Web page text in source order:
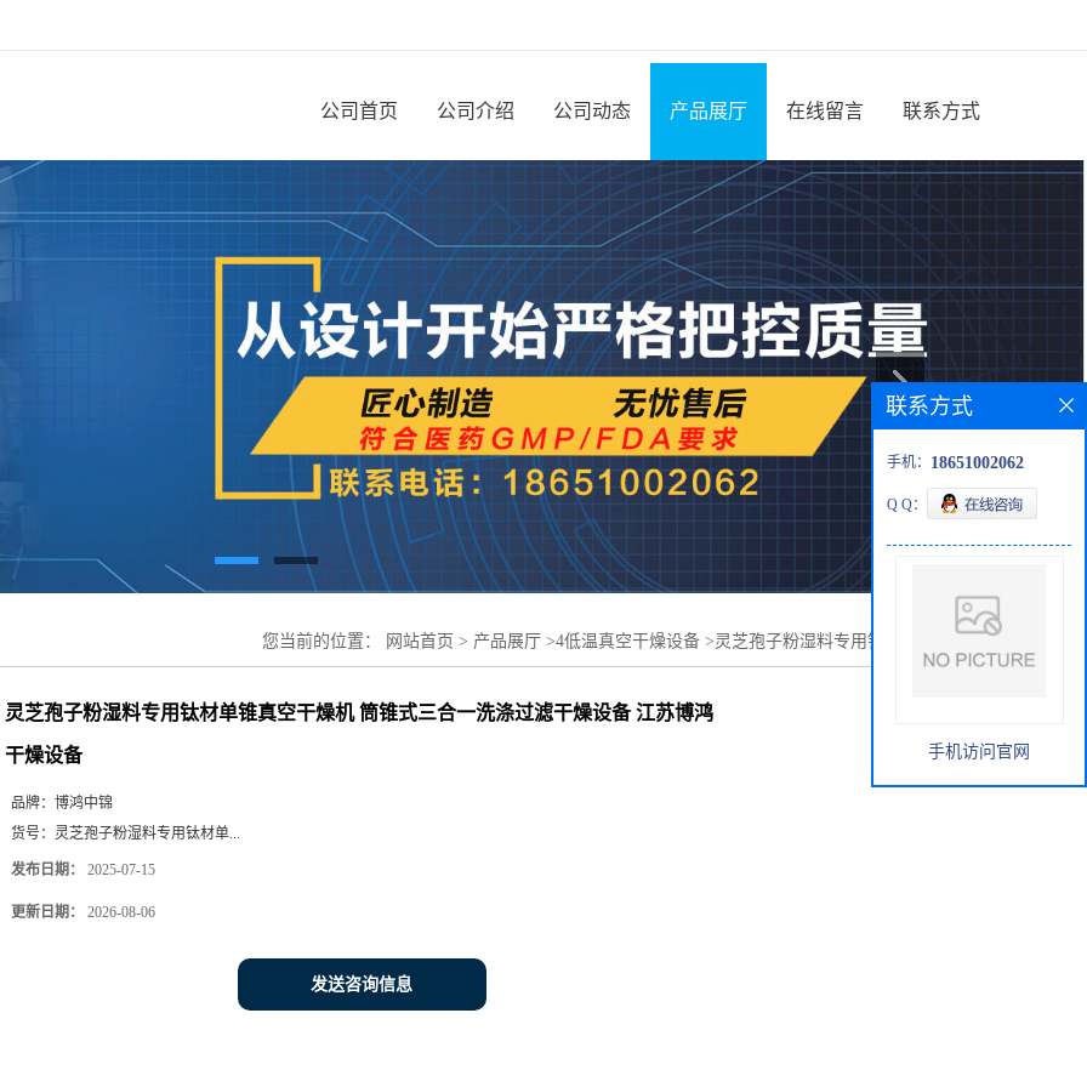
公司首页 公司介绍 公司动态 产品展厅 在线留言 联系方式
您当前的位置： 网站首页 > 产品展厅 >4低温真空干燥设备 >灵芝孢子粉湿料专用钛材单锥真空干
灵芝孢子粉湿料专用钛材单锥真空干燥机 筒锥式三合一洗涤过滤干燥设备 江苏博鸿
干燥设备
品牌： 博鸿中锦
货号： 灵芝孢子粉湿料专用钛材单...
发布日期： 2025-07-15
更新日期： 2026-08-06
发送咨询信息
联系方式
手机： 18651002062
Q Q：
手机访问官网